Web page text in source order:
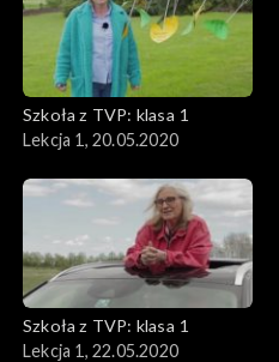
Szkoła z TVP: klasa 1
Lekcja 1, 20.05.2020
Szkoła z TVP: klasa 1
Lekcja 1, 22.05.2020